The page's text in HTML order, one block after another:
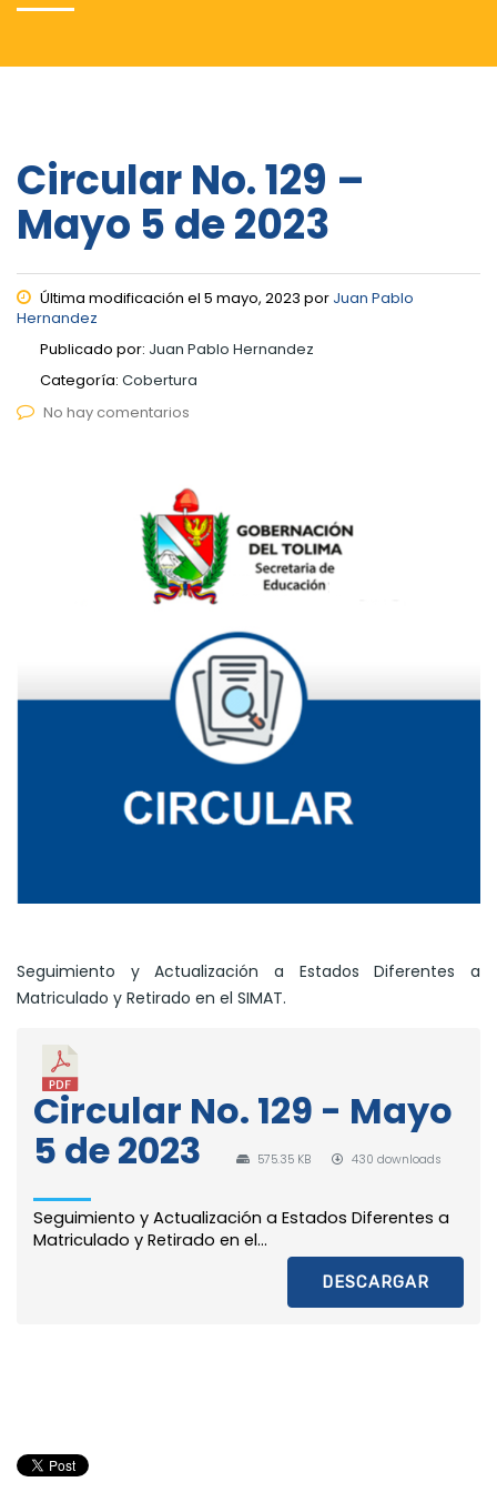
Circular No. 129 –
Mayo 5 de 2023
Última modificación el 5 mayo, 2023 por Juan Pablo
Hernandez
Publicado por: Juan Pablo Hernandez
Categoría: Cobertura
No hay comentarios
Seguimiento y Actualización a Estados Diferentes a
Matriculado y Retirado en el SIMAT.
Circular No. 129 - Mayo
5 de 2023
575.35 KB 430 downloads
Seguimiento y Actualización a Estados Diferentes a
Matriculado y Retirado en el...
DESCARGAR